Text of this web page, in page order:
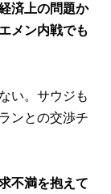
済上の問題か
メン内戦でも
い。サウジも
ンとの交渉チ
不満を抱えて